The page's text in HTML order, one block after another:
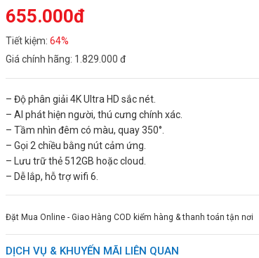
655.000đ
Tiết kiệm: 64%
Giá chính hãng: 1.829.000 đ
– Độ phân giải 4K Ultra HD sắc nét.
– AI phát hiện người, thú cưng chính xác.
– Tầm nhìn đêm có màu, quay 350°.
– Gọi 2 chiều bằng nút cảm ứng.
– Lưu trữ thẻ 512GB hoặc cloud.
– Dễ lắp, hỗ trợ wifi 6.
Đặt Mua Online - Giao Hàng COD kiểm hàng & thanh toán tận nơi
DỊCH VỤ & KHUYẾN MÃI LIÊN QUAN